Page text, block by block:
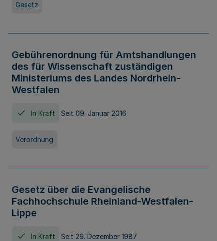
Gesetz
Gebührenordnung für Amtshandlungen
des für Wissenschaft zuständigen
Ministeriums des Landes Nordrhein-
Westfalen
In Kraft Seit 09. Januar 2016
Verordnung
Gesetz über die Evangelische
Fachhochschule Rheinland-Westfalen-
Lippe
In Kraft Seit 29. Dezember 1987